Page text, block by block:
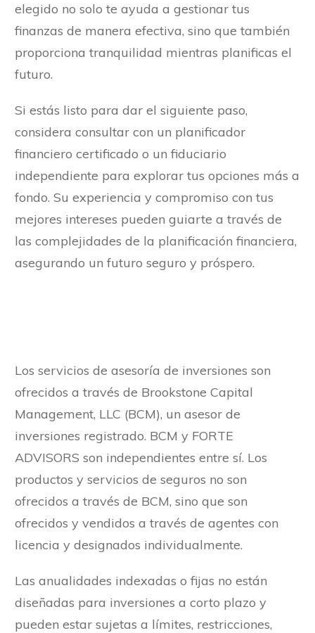
elegido no solo te ayuda a gestionar tus
finanzas de manera efectiva, sino que también
proporciona tranquilidad mientras planificas el
futuro.
Si estás listo para dar el siguiente paso,
considera consultar con un planificador
financiero certificado o un fiduciario
independiente para explorar tus opciones más a
fondo. Su experiencia y compromiso con tus
mejores intereses pueden guiarte a través de
las complejidades de la planificación financiera,
asegurando un futuro seguro y próspero.
Los servicios de asesoría de inversiones son
ofrecidos a través de Brookstone Capital
Management, LLC (BCM), un asesor de
inversiones registrado. BCM y FORTE
ADVISORS son independientes entre sí. Los
productos y servicios de seguros no son
ofrecidos a través de BCM, sino que son
ofrecidos y vendidos a través de agentes con
licencia y designados individualmente.
Las anualidades indexadas o fijas no están
diseñadas para inversiones a corto plazo y
pueden estar sujetas a límites, restricciones,